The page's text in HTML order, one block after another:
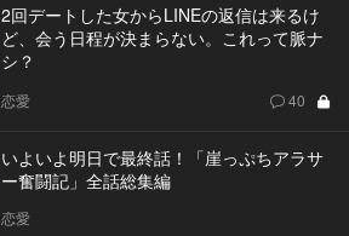
2回デートした女からLINEの返信は来るけ
ど、会う日程が決まらない。これって脈ナ
シ？
恋愛 40
いよいよ明日で最終話！「崖っぷちアラサ
ー奮闘記」全話総集編
恋愛